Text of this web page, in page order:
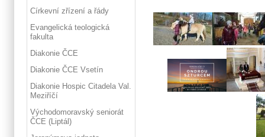
Církevní zřízení a řády
Evangelická teologická
fakulta
Diakonie ČCE
Diakonie ČCE Vsetín
Diakonie Hospic Citadela Val.
Meziříčí
Východomoravský seniorát
ČCE (Liptál)